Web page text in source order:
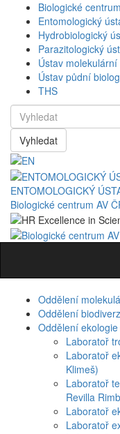
Biologické centrum
Entomologický
Hydrobiologický
Parazitologický
Ústav
Ústav půdní
THS
Vyhledat
ENTOMOLOGICKÝ
Biologické centrum AV
Oddělení
Oddělení
Oddělení
Laboratoř
Laboratoř
Klimeš)
Laboratoř
Revilla
Laboratoř
Laboratoř